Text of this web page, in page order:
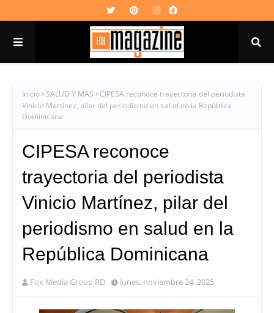
Inicio SALUD Y MAS
CIPESA reconoce trayectoria del periodista
Vinicio Martínez, pilar del periodismo en salud en la República
Dominicana
CIPESA reconoce
trayectoria del periodista
Vinicio Martínez, pilar del
periodismo en salud en la
República Dominicana
Fox Media Group RD lunes, noviembre 24, 2025